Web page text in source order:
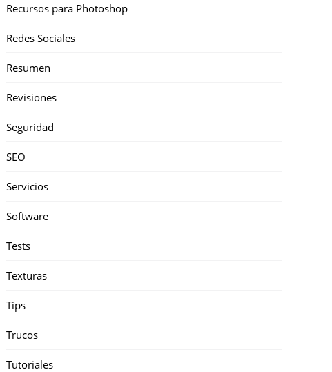
Recursos para Photoshop
Redes Sociales
Resumen
Revisiones
Seguridad
SEO
Servicios
Software
Tests
Texturas
Tips
Trucos
Tutoriales